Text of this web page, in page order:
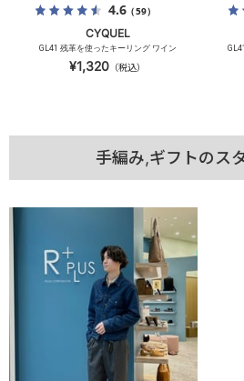
4.6（59）
CYQUEL
GL41 残革を使ったキーリング ワイン
¥1,320 （税込）
手編み,ギフトのス